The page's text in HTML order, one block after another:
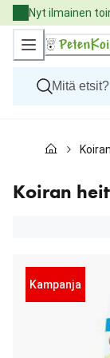
Skip
to
Content
Nyt ilmainen
Kissat
Tuotemerkit
Koiran
Kampanja